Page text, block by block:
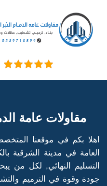
المحتوى
مقاولات عامة
اهلا بكم في موقعنا
العامة في مدينة الشرقية
التسليم النهائي, لكل من
جودة وقوة في الترميم